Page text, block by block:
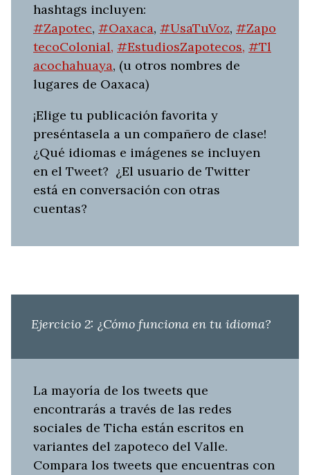
hashtags incluyen:
#Zapotec, #Oaxaca, #UsaTuVoz, #Zapo
tecoColonial, #EstudiosZapotecos, #Tl
acochahuaya, (u otros nombres de
lugares de Oaxaca)
¡Elige tu publicación favorita y
preséntasela a un compañero de clase!
¿Qué idiomas e imágenes se incluyen
en el Tweet? ¿El usuario de Twitter
está en conversación con otras
cuentas?
Ejercicio 2: ¿Cómo funciona en tu idioma?
La mayoría de los tweets que
encontrarás a través de las redes
sociales de Ticha están escritos en
variantes del zapoteco del Valle.
Compara los tweets que encuentras con